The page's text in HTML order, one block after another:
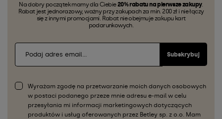
Na dobry początek mamy dla Ciebie20% rabatu na pierwsze zakupy.
Rabat jest jednorazowy, ważny przy zakupach za min. 200 zł i nie łączy
się z innymi promocjami. Rabat nie obejmuje zakupu kart
podarunkowych.
Subskrybuj
Wyrażam zgodę na przetwarzanie moich danych osobowych
w postaci podanego przeze mnie adresu e-mail w celu
przesyłania mi informacji marketingowych dotyczących
produktów i usług oferowanych przez Betley sp. z o.o. Mam